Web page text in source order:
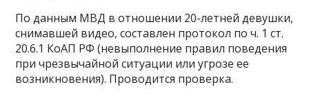
По данным МВД в отношении 20-летней девушки,
снимавшей видео, составлен протокол по ч. 1 ст.
20.6.1 КоАП РФ (невыполнение правил поведения
при чрезвычайной ситуации или угрозе ее
возникновения). Проводится проверка.